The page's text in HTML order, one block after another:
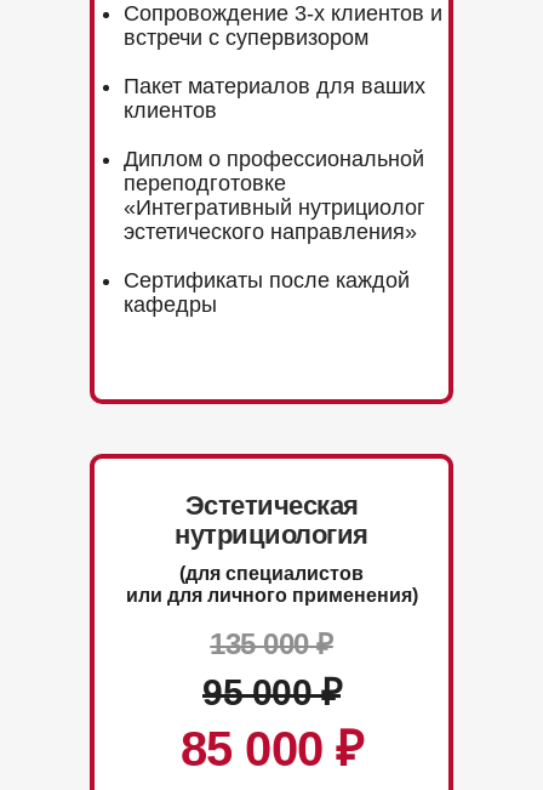
Сопровождение 3-х клиентов и
встречи с супервизором
Пакет материалов для ваших
клиентов
Диплом о профессиональной
переподготовке
«Интегративный нутрициолог
эстетического направления»
Сертификаты после каждой
кафедры
(для специалистов
или для личного применения)
Эстетическая
нутрициология
135 000 ₽
95 000₽
85 000 ₽